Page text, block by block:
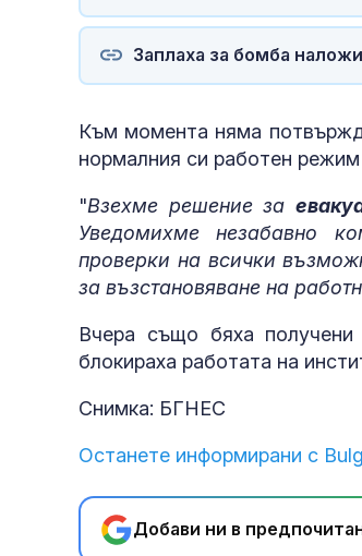
Заплаха за бомба
Към момента няма
нормалния си работен
"Взехме решение за
Уведомихме незабавно
проверки на всички
за възстановяване на
Вчера също бяха получени
блокираха работата на
Снимка: БГНЕС
Останете информирани с
Добави ни в